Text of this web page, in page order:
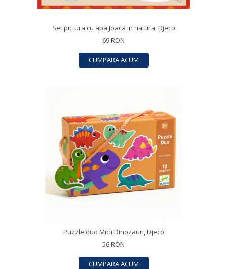
Set pictura cu apa Joaca in natura, Djeco
69 RON
CUMPARA ACUM
Puzzle duo Micii Dinozauri, Djeco
56 RON
CUMPARA ACUM